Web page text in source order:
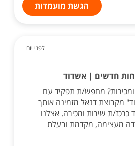
הגשת מועמדות
לפני יום
חדשים | אשדוד
ומכירות? מחפש/ת תפקיד עם
מקבוצת דנאל מזמינה אותך
ת שירות ומכירה. אצלנו
מעצימה, מקדמת ובעלת